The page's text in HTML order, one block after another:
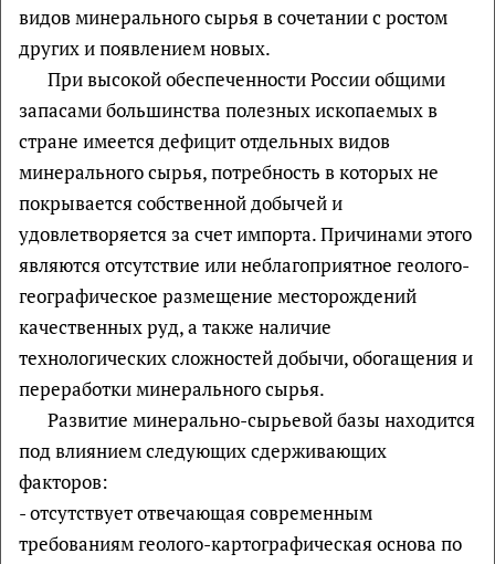
видов минерального сырья в сочетании с ростом
других и появлением новых.
При высокой обеспеченности России общими
запасами большинства полезных ископаемых в
стране имеется дефицит отдельных видов
минерального сырья, потребность в которых не
покрывается собственной добычей и
удовлетворяется за счет импорта. Причинами этого
являются отсутствие или неблагоприятное геолого-
географическое размещение месторождений
качественных руд, а также наличие
технологических сложностей добычи, обогащения и
переработки минерального сырья.
Развитие минерально-сырьевой базы находится
под влиянием следующих сдерживающих
факторов:
- отсутствует отвечающая современным
требованиям геолого-картографическая основа по